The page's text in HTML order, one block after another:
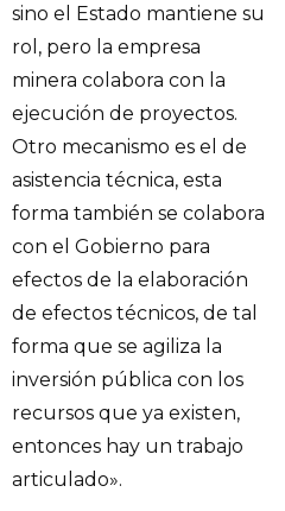
sino el Estado mantiene su
rol, pero la empresa
minera colabora con la
ejecución de proyectos.
Otro mecanismo es el de
asistencia técnica, esta
forma también se colabora
con el Gobierno para
efectos de la elaboración
de efectos técnicos, de tal
forma que se agiliza la
inversión pública con los
recursos que ya existen,
entonces hay un trabajo
articulado».